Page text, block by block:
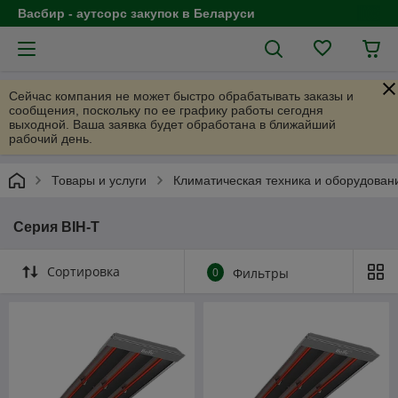
Васбир - аутсорс закупок в Беларуси
Сейчас компания не может быстро обрабатывать заказы и
сообщения, поскольку по ее графику работы сегодня
выходной. Ваша заявка будет обработана в ближайший
рабочий день.
Товары и услуги Климатическая техника и
Серия BIH-T
Сортировка 0 Фильтры